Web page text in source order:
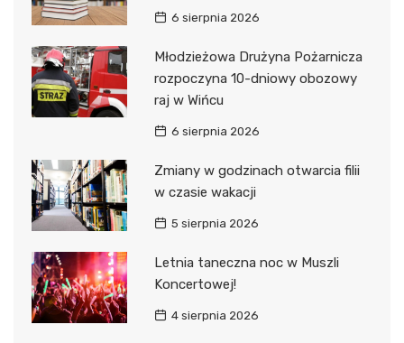
6 sierpnia 2026
Młodzieżowa Drużyna Pożarnicza
rozpoczyna 10-dniowy obozowy
raj w Wińcu
6 sierpnia 2026
Zmiany w godzinach otwarcia filii
w czasie wakacji
5 sierpnia 2026
Letnia taneczna noc w Muszli
Koncertowej!
4 sierpnia 2026